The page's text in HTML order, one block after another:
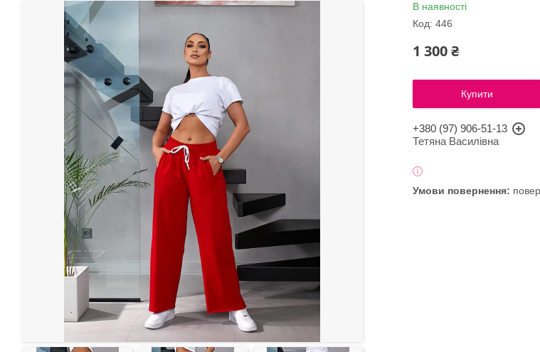
В наявності
Код: 446
1 300 ₴
Купити
+380 (97) 906-51-13
Тетяна Василівна